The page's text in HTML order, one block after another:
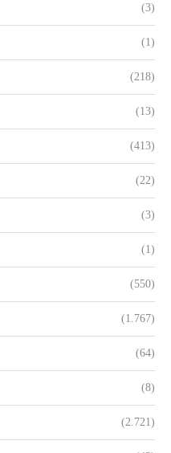
(3)
(1)
(218)
(13)
(413)
(22)
(3)
(1)
(550)
(1.767)
(64)
(8)
(2.721)